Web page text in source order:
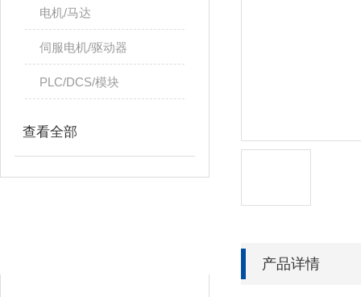
电机/马达
伺服电机/驱动器
PLC/DCS/模块
查看全部
产品详情